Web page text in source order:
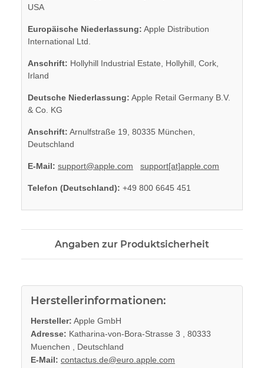
USA
Europäische Niederlassung: Apple Distribution
International Ltd.
Anschrift: Hollyhill Industrial Estate, Hollyhill, Cork,
Irland
Deutsche Niederlassung: Apple Retail Germany B.V.
& Co. KG
Anschrift: Arnulfstraße 19, 80335 München,
Deutschland
E-Mail: support@apple.com support[at]apple.com
Telefon (Deutschland): +49 800 6645 451
Angaben zur Produktsicherheit
Herstellerinformationen:
Hersteller: Apple GmbH
Adresse: Katharina-von-Bora-Strasse 3 , 80333
Muenchen , Deutschland
E-Mail: contactus.de@euro.apple.com